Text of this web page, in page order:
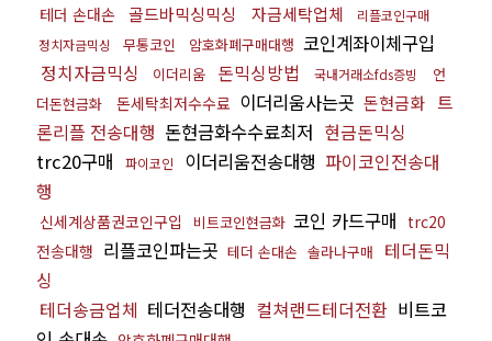
테더 손대손 골드바믹싱믹싱 자금세탁업체
리플코인구매
정치자금믹싱
무통코인 암호화폐구매대행 코인계좌이체구입
정치자금믹싱
이더리움 돈믹싱방법 국내거래소fds증빙
언
더돈현금화
돈세탁최저수수료 이더리움사는곳 돈현금화 트
론리플 전송대행 돈현금화수수료최저 현금돈믹싱
trc20구매
파이코인 이더리움전송대행 파이코인전송대
행
신세계상품권코인구입 비트코인현금화 코인 카드구매 trc20
전송대행 리플코인파는곳 테더 손대손 솔라나구매
테더돈믹
싱
테더송금업체 테더전송대행 컬쳐랜드테더전환 비트코